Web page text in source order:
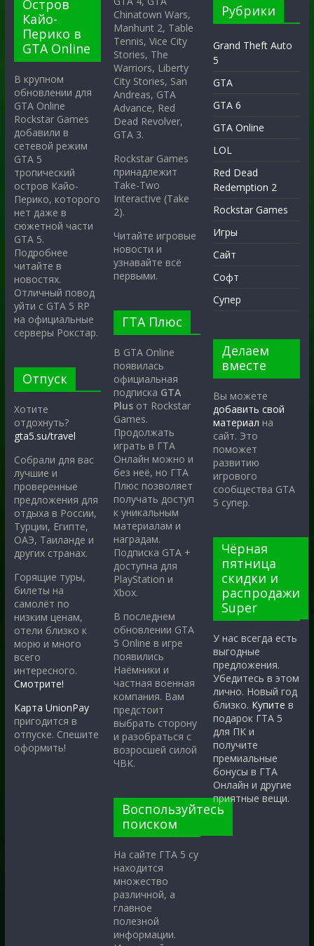
Остров
Кайо-
Перико в
GTA Online
В крупном
обновлении для
GTA Online
Rockstar Games
добавили в
сетевой режим
GTA 5
тропический
остров Кайо-
Перико, которого
нет даже в
сюжетной части
GTA 5.
Подробнее
читайте в
новостях.
Отличный повод
уйти с GTA 5 RP
на официальные
серверы Рокстар.
Отпуск
Хотите
отдохнуть?
gta5.su/travel
Собрали для вас
лучшие и
проверенные
предложения для
отдыха в России,
Турции, Египте,
ОАЭ, Таиланде и
других странах.
Горящие туры,
билеты на
самолёт по
низким ценам,
отели близко к
морю и много
всего
интересного.
Смотрите!
Карта UnionPay
пригодится в
отпуске. Спешите
оформить!
Chinatown Wars,
Manhunt 2, Table
Tennis, Vice City
Stories, The
Warriors, Liberty
City Stories, San
Andreas, GTA
Advance, Red
Dead Revolver,
GTA 3.
Rockstar Games
принадлежит
Take-Two
Interactive (Take
2).
Читайте игровые
новости и
узнавайте всё
первыми.
ГТА Плюс
В GTA Online
появилась
официальная
подписка GTA
Plus от Rockstar
Games.
Продолжать
играть в ГТА
Онлайн можно и
без неё, но ГТА
Плюс позволяет
получать доступ
к уникальным
материалам и
наградам.
Подписка GTA +
доступна для
PlayStation и
Xbox.
В последнем
обновлении GTA
5 Online в игре
появились
Наёмники и
частная военная
компания. Вам
предстоит
выбрать сторону
и разобраться с
возросшей силой
ЧВК.
Воспользуйтесь
поиском
На сайте ГТА 5 су
находится
множество
различной, а
главное
полезной
информации.
Рубрики
Grand Theft Auto
5
GTA
GTA 6
GTA Online
LOL
Red Dead
Redemption 2
Rockstar Games
Игры
Сайт
Софт
Супер
Делаем
вместе
Вы можете
добавить свой
материал на
сайт. Это
поможет
развитию
игрового
сообщества GTA
5 супер.
Чёрная
пятница
скидки и
распродажи
Super
У нас всегда есть
выгодные
предложения.
Убедитесь в этом
лично. Новый год
близко. Купите в
подарок ГТА 5
для ПК и
получите
премиальные
бонусы в ГТА
Онлайн и другие
приятные вещи.